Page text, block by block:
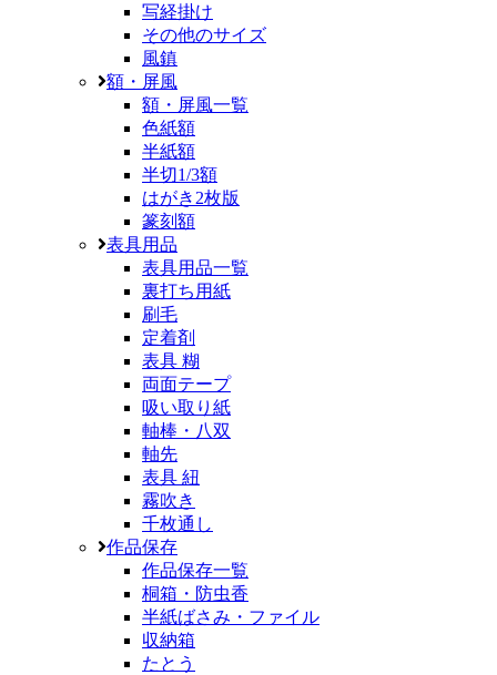
写経掛け
その他のサイズ
風鎮
額・屏風
額・屏風一覧
色紙額
半紙額
半切1/3額
はがき2枚版
篆刻額
表具用品
表具用品一覧
裏打ち用紙
刷毛
定着剤
表具 糊
両面テープ
吸い取り紙
軸棒・八双
軸先
表具 紐
霧吹き
千枚通し
作品保存
作品保存一覧
桐箱・防虫香
半紙ばさみ・ファイル
収納箱
たとう